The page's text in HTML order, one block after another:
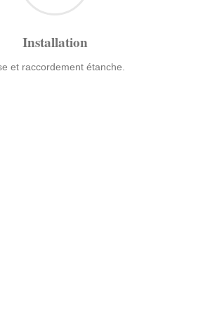
Installation
et raccordement étanche.